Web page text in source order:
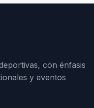
con énfasis
y eventos